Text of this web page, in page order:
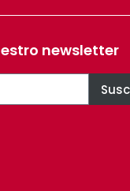
newsletter